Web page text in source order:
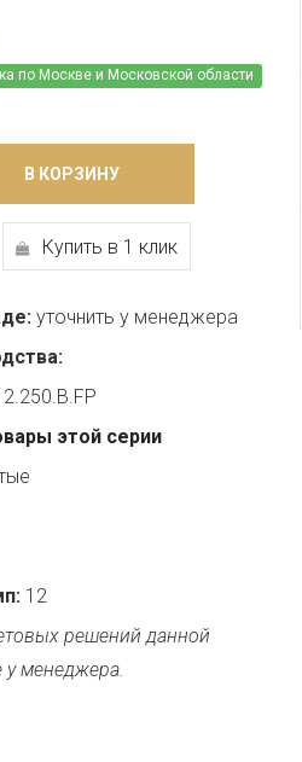
по Москве и Московской области
В КОРЗИНУ
Купить в 1 клик
уточнить у менеджера
этой серии
12
решений данной
у менеджера.